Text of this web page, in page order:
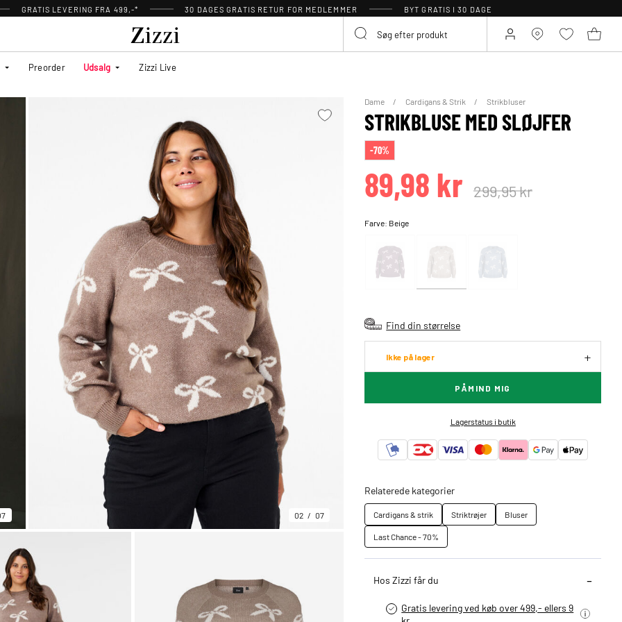
GRATIS LEVERING FRA 499,-* 30 DAGES GRATIS RETUR FOR MEDLEMMER BYT GRATIS I 30 DAGE
Preorder Udsalg Zizzi Live
02 07
Dame Cardigans & Strik Strikbluser
STRIKBLUSE MED SLØJFER
-70%
89,98 kr 299,95 kr
Farve: Beige
Find din størrelse
Ikke på lager
PÅMIND MIG
Lagerstatus i butik
Relaterede kategorier
Cardigans & strik Striktrøjer
Bluser
Last Chance - 70%
Hos Zizzi får du
Gratis levering ved køb over 499,- ellers 9